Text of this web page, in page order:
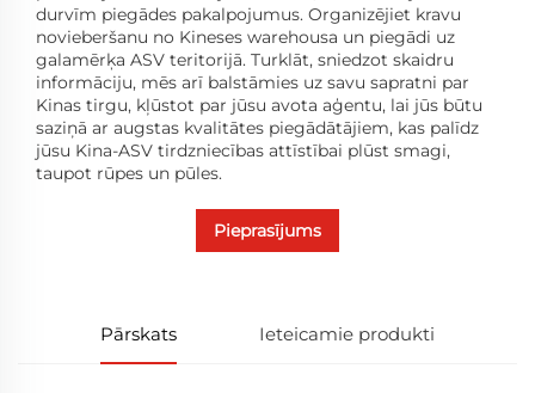
durvīm piegādes pakalpojumus. Organizējiet kravu
novieberšanu no Kineses warehousa un piegādi uz
galamērķa ASV teritorijā. Turklāt, sniedzot skaidru
informāciju, mēs arī balstāmies uz savu sapratni par
Kinas tirgu, kļūstot par jūsu avota aģentu, lai jūs būtu
saziņā ar augstas kvalitātes piegādātājiem, kas palīdz
jūsu Kina-ASV tirdzniecības attīstībai plūst smagi,
taupot rūpes un pūles.
Pieprasījums
Pārskats Ieteicamie produkti